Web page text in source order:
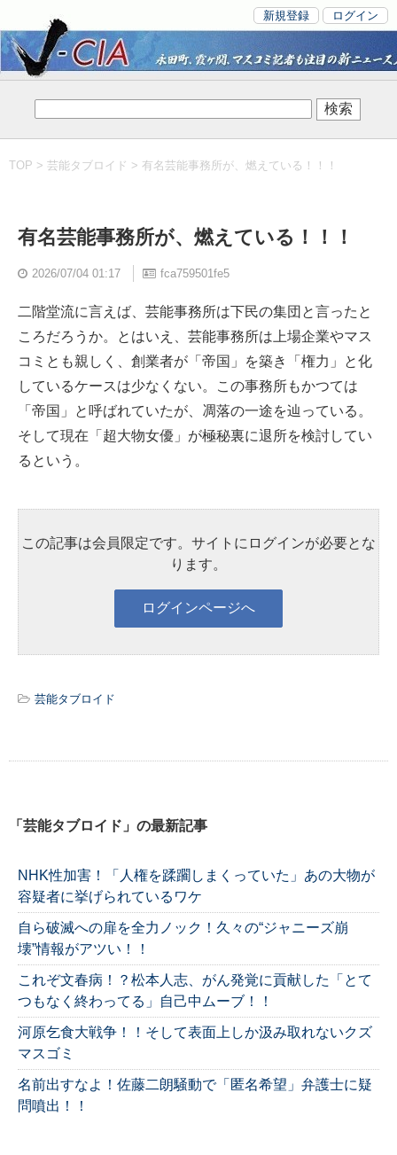
新規登録 ログイン
TOP > 芸能タブロイド > 有名芸能事務所が、燃えている！！！
有名芸能事務所が、燃えている！！！
2026/07/04 01:17 fca759501fe5
二階堂流に言えば、芸能事務所は下民の集団と言ったと
ころだろうか。とはいえ、芸能事務所は上場企業やマス
コミとも親しく、創業者が「帝国」を築き「権力」と化
しているケースは少なくない。この事務所もかつては
「帝国」と呼ばれていたが、凋落の一途を辿っている。
そして現在「超大物女優」が極秘裏に退所を検討してい
るという。
この記事は会員限定です。サイトにログインが必要とな
ります。
芸能タブロイド
「芸能タブロイド」の最新記事
NHK性加害！「人権を蹂躙しまくっていた」あの大物が
容疑者に挙げられているワケ
自ら破滅への扉を全力ノック！久々の“ジャニーズ崩
壊”情報がアツい！！
これぞ文春病！？松本人志、がん発覚に貢献した「とて
つもなく終わってる」自己中ムーブ！！
河原乞食大戦争！！そして表面上しか汲み取れないクズ
マスゴミ
名前出すなよ！佐藤二朗騒動で「匿名希望」弁護士に疑
問噴出！！